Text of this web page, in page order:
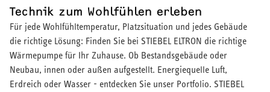
Technik zum Wohlfühlen erleben
Für jede Wohlfühltemperatur, Platzsituation und jedes Gebäude
die richtige Lösung: Finden Sie bei STIEBEL ELTRON die richtige
Wärmepumpe für Ihr Zuhause. Ob Bestandsgebäude oder
Neubau, innen oder außen aufgestellt. Energiequelle Luft,
Erdreich oder Wasser - entdecken Sie unser Portfolio. STIEBEL